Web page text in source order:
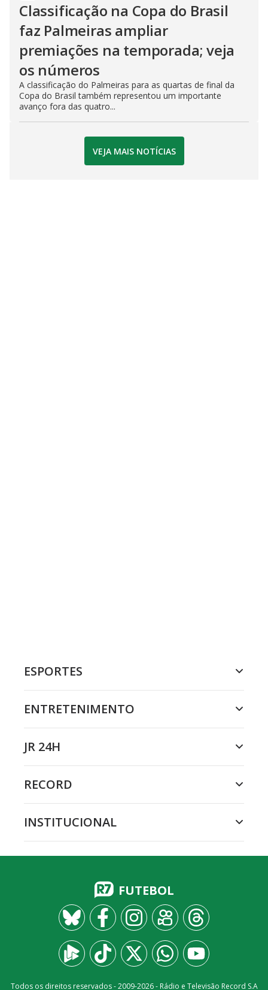
Classificação na Copa do Brasil
faz Palmeiras ampliar
premiações na temporada; veja
os números
A classificação do Palmeiras para as quartas de final da
Copa do Brasil também representou um importante
avanço fora das quatro...
VEJA MAIS NOTÍCIAS
ESPORTES
ENTRETENIMENTO
JR 24H
RECORD
INSTITUCIONAL
FUTEBOL
Todos os direitos reservados - 2009-2026- Rádio e Televisão Record S.A